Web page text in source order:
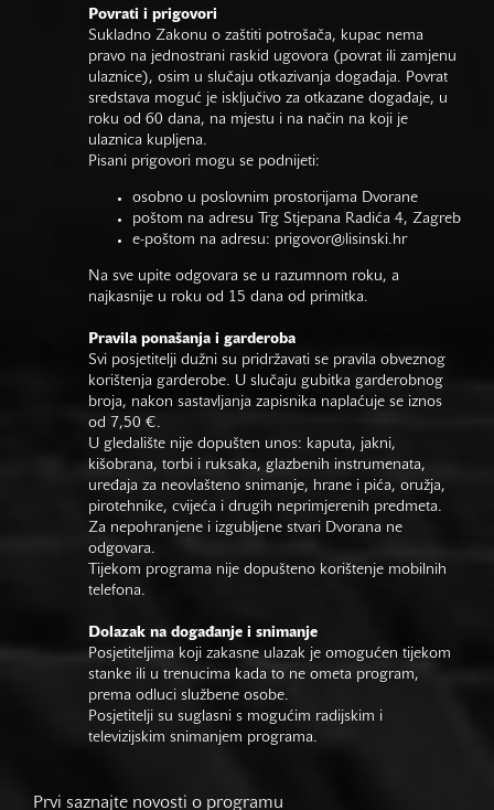
Povrati i prigovori
Sukladno Zakonu o zaštiti potrošača, kupac nema
pravo na jednostrani raskid ugovora (povrat ili zamjenu
ulaznice), osim u slučaju otkazivanja događaja. Povrat
sredstava moguć je isključivo za otkazane događaje, u
roku od 60 dana, na mjestu i na način na koji je
ulaznica kupljena.
Pisani prigovori mogu se podnijeti:
osobno u poslovnim prostorijama Dvorane
poštom na adresu Trg Stjepana Radića 4, Zagreb
e-poštom na adresu: prigovor@lisinski.hr
Na sve upite odgovara se u razumnom roku, a
najkasnije u roku od 15 dana od primitka.
Pravila ponašanja i garderoba
Svi posjetitelji dužni su pridržavati se pravila obveznog
korištenja garderobe. U slučaju gubitka garderobnog
broja, nakon sastavljanja zapisnika naplaćuje se iznos
od 7,50 €.
U gledalište nije dopušten unos: kaputa, jakni,
kišobrana, torbi i ruksaka, glazbenih instrumenata,
uređaja za neovlašteno snimanje, hrane i pića, oružja,
pirotehnike, cvijeća i drugih neprimjerenih predmeta.
Za nepohranjene i izgubljene stvari Dvorana ne
odgovara.
Tijekom programa nije dopušteno korištenje mobilnih
telefona.
Dolazak na događanje i snimanje
Posjetiteljima koji zakasne ulazak je omogućen tijekom
stanke ili u trenucima kada to ne ometa program,
prema odluci službene osobe.
Posjetitelji su suglasni s mogućim radijskim i
televizijskim snimanjem programa.
Prvi saznajte novosti o programu